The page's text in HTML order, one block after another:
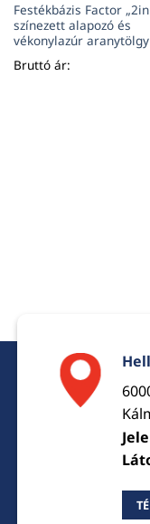
Festékbázis Factor
színezett alapozó és
vékonylazúr
Bruttó ár: